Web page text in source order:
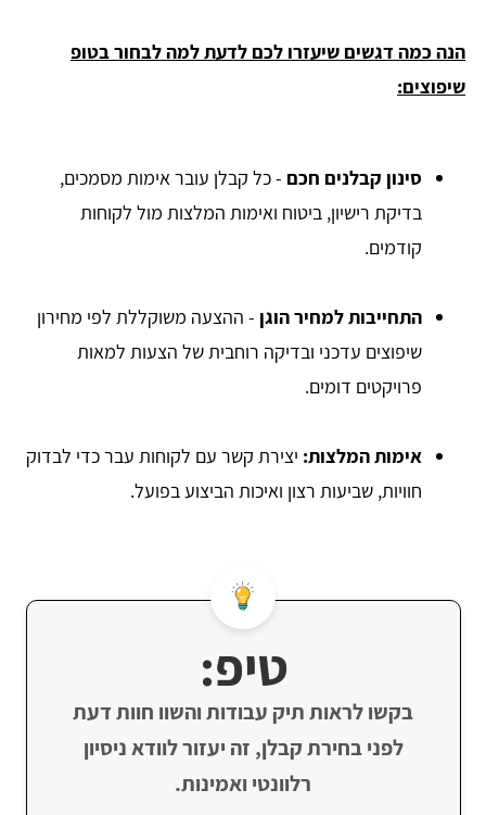
הנה כמה דגשים שיעזרו לכם לדעת למה לבחור בטופ
שיפוצים:
סינון קבלנים חכם - כל קבלן עובר אימות מסמכים,
בדיקת רישיון, ביטוח ואימות המלצות מול לקוחות
קודמים.
התחייבות למחיר הוגן - ההצעה משוקללת לפי מחירון
שיפוצים עדכני ובדיקה רוחבית של הצעות למאות
פרויקטים דומים.
אימות המלצות: יצירת קשר עם לקוחות עבר כדי לבדוק
חוויות, שביעות רצון ואיכות הביצוע בפועל.
טיפ:
בקשו לראות תיק עבודות והשוו חוות דעת
לפני בחירת קבלן, זה יעזור לוודא ניסיון
רלוונטי ואמינות.